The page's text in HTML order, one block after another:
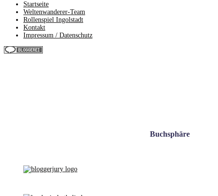
Startseite
Weltenwanderer-Team
Rollenspiel Ingolstadt
Kontakt
Impressum / Datenschutz
Buchsphäre